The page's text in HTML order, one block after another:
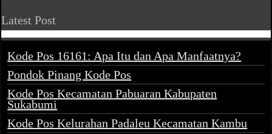
Latest Post
Kode Pos 16161: Apa Itu dan Apa Manfaatnya?
Pondok Pinang Kode Pos
Kode Pos Kecamatan Pabuaran Kabupaten
Sukabumi
Kode Pos Kelurahan Padaleu Kecamatan Kambu